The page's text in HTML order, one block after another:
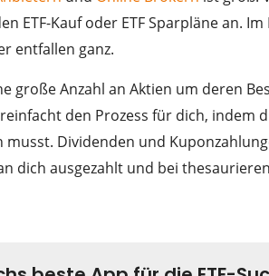
ETF-Kauf oder ETF Sparpläne an.
entfallen ganz.
große Anzahl an Aktien um deren
den Prozess für dich, indem
Dividenden und
dich ausgezahlt und bei